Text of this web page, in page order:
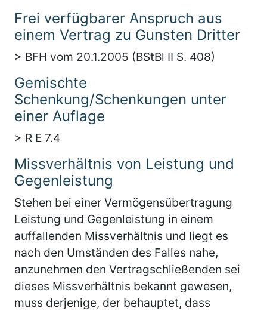
Frei verfügbarer Anspruch aus
einem Vertrag zu Gunsten Dritter
> BFH vom 20.1.2005 (BStBl II S. 408)
Gemischte
Schenkung/Schenkungen unter
einer Auflage
> R E 7.4
Missverhältnis von Leistung und
Gegenleistung
Stehen bei einer Vermögensübertragung
Leistung und Gegenleistung in einem
auffallenden Missverhältnis und liegt es
nach den Umständen des Falles nahe,
anzunehmen den Vertragschließenden sei
dieses Missverhältnis bekannt gewesen,
muss derjenige, der behauptet, dass